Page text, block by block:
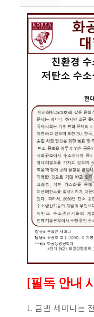
[필독 안내
1. 금번 세미나는